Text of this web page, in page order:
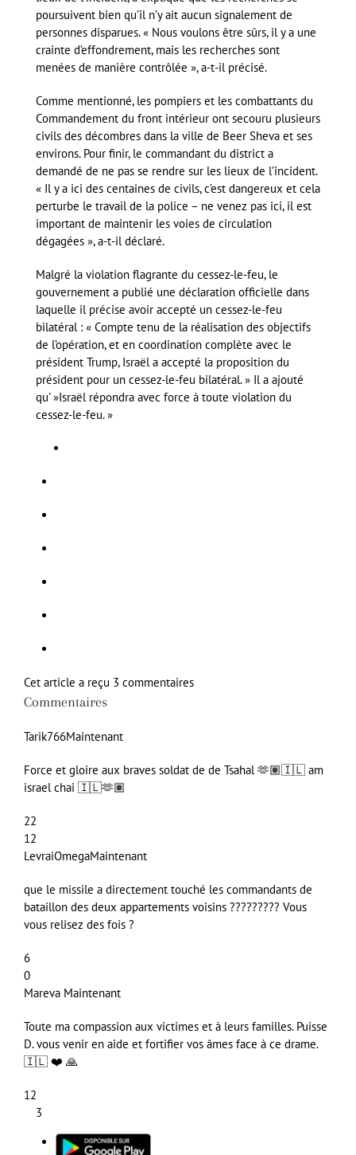
poursuivent bien qu’il n’y ait aucun signalement de
personnes disparues. « Nous voulons être sûrs, il y a une
crainte d’effondrement, mais les recherches sont
menées de manière contrôlée », a-t-il précisé.
Comme mentionné, les pompiers et les combattants du
Commandement du front intérieur ont secouru plusieurs
civils des décombres dans la ville de Beer Sheva et ses
environs. Pour finir, le commandant du district a
demandé de ne pas se rendre sur les lieux de l’incident.
« Il y a ici des centaines de civils, c’est dangereux et cela
perturbe le travail de la police – ne venez pas ici, il est
important de maintenir les voies de circulation
dégagées », a-t-il déclaré.
Malgré la violation flagrante du cessez-le-feu, le
gouvernement a publié une déclaration officielle dans
laquelle il précise avoir accepté un cessez-le-feu
bilatéral : « Compte tenu de la réalisation des objectifs
de l’opération, et en coordination complète avec le
président Trump, Israël a accepté la proposition du
président pour un cessez-le-feu bilatéral. » Il a ajouté
qu' »Israël répondra avec force à toute violation du
cessez-le-feu. »
Cet article a reçu 3 commentaires
Commentaires
Tarik766Maintenant
Force et gloire aux braves soldat de de Tsahal 🫶🏽🇮🇱 am
israel chai 🇮🇱🫶🏽
22
12
LevraiOmegaMaintenant
que le missile a directement touché les commandants de
bataillon des deux appartements voisins ????????? Vous
vous relisez des fois ?
6
0
Mareva Maintenant
Toute ma compassion aux victimes et à leurs familles. Puisse
D. vous venir en aide et fortifier vos âmes face à ce drame.
🇮🇱 ❤️ 🙏
12
3